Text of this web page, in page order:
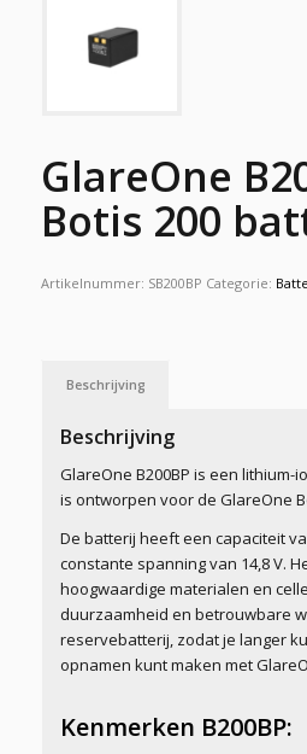
GlareOne
Botis 200
Artikelnummer: SB200BP Categorie:
Beschrijving
Beschrijving
GlareOne B200BP is een lithium-
is ontworpen voor de GlareOne
De batterij heeft een capaciteit
constante spanning van 14,8 V.
hoogwaardige materialen en
duurzaamheid en betrouwbare
reservebatterij, zodat je langer
opnamen kunt maken met
Kenmerken B200BP: